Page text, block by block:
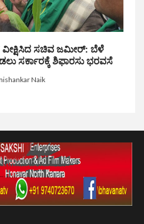
ಸಚಿವ ಜಮೀರ್: ಬೆಳೆ
ಸರ್ಕಾರಕ್ಕೆ ಶಿಫಾರಸು ಭರವಸೆ
Naik